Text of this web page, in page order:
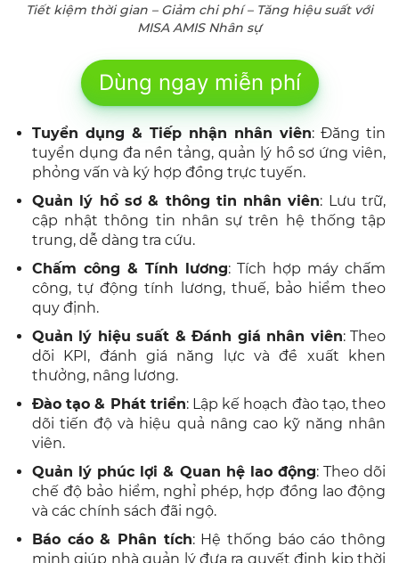
Tiết kiệm thời gian – Giảm chi phí – Tăng hiệu suất với
MISA AMIS Nhân sự
Dùng ngay miễn phí
Tuyển dụng & Tiếp nhận nhân viên: Đăng tin
tuyển dụng đa nền tảng, quản lý hồ sơ ứng viên,
phỏng vấn và ký hợp đồng trực tuyến.
Quản lý hồ sơ & thông tin nhân viên: Lưu trữ,
cập nhật thông tin nhân sự trên hệ thống tập
trung, dễ dàng tra cứu.
Chấm công & Tính lương: Tích hợp máy chấm
công, tự động tính lương, thuế, bảo hiểm theo
quy định.
Quản lý hiệu suất & Đánh giá nhân viên: Theo
dõi KPI, đánh giá năng lực và đề xuất khen
thưởng, nâng lương.
Đào tạo & Phát triển: Lập kế hoạch đào tạo, theo
dõi tiến độ và hiệu quả nâng cao kỹ năng nhân
viên.
Quản lý phúc lợi & Quan hệ lao động: Theo dõi
chế độ bảo hiểm, nghỉ phép, hợp đồng lao động
và các chính sách đãi ngộ.
Báo cáo & Phân tích: Hệ thống báo cáo thông
minh giúp nhà quản lý đưa ra quyết định kịp thời